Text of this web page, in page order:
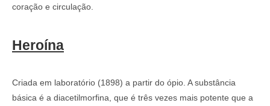
coração e circulação.
Heroína
Criada em laboratório (1898) a partir do ópio. A substância
básica é a diacetilmorfina, que é três vezes mais potente que a